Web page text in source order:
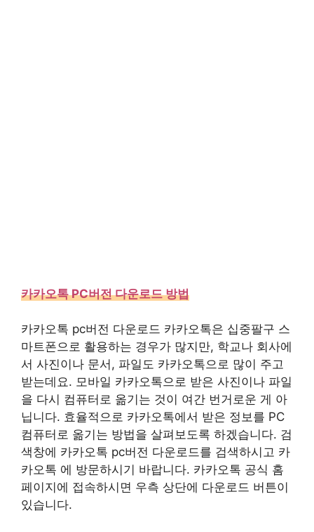
카카오톡 PC버전 다운로드 방법
카카오톡 pc버전 다운로드 카카오톡은 십중팔구 스
마트폰으로 활용하는 경우가 많지만, 학교나 회사에
서 사진이나 문서, 파일도 카카오톡으로 많이 주고
받는데요. 모바일 카카오톡으로 받은 사진이나 파일
을 다시 컴퓨터로 옮기는 것이 여간 번거로운 게 아
닙니다. 효율적으로 카카오톡에서 받은 정보를 PC
컴퓨터로 옮기는 방법을 살펴보도록 하겠습니다. 검
색창에 카카오톡 pc버전 다운로드를 검색하시고 카
카오톡 에 방문하시기 바랍니다. 카카오톡 공식 홈
페이지에 접속하시면 우측 상단에 다운로드 버튼이
있습니다.